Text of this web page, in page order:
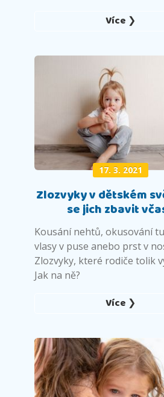
Více ❯
17. 3. 2021
Zlozvyky v dětském
se jich zbavit
Kousání nehtů, okusování
vlasy v puse anebo prst v
Zlozvyky, které rodiče tolik
Jak na ně?
Více ❯